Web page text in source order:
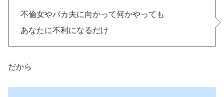
不倫女やバカ夫に向かって何かやっても
あなたに不利になるだけ
だから